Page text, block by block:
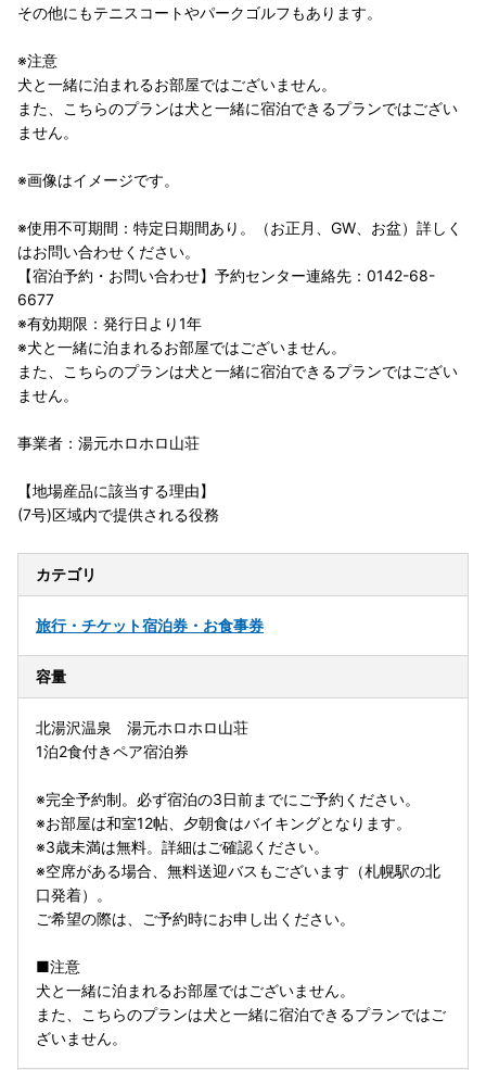
その他にもテニスコートやパークゴルフもあります。
※注意
犬と一緒に泊まれるお部屋ではございません。
また、こちらのプランは犬と一緒に宿泊できるプランではござい
ません。
※画像はイメージです。
※使用不可期間：特定日期間あり。（お正月、GW、お盆）詳しく
はお問い合わせください。
【宿泊予約・お問い合わせ】予約センター連絡先：0142-68-
6677
※有効期限：発行日より1年
※犬と一緒に泊まれるお部屋ではございません。
また、こちらのプランは犬と一緒に宿泊できるプランではござい
ません。
事業者：湯元ホロホロ山荘
【地場産品に該当する理由】
(7号)区域内で提供される役務
カテゴリ
旅行・チケット宿泊券・お食事券
容量
北湯沢温泉 湯元ホロホロ山荘
1泊2食付きペア宿泊券
※完全予約制。必ず宿泊の3日前までにご予約ください。
※お部屋は和室12帖、夕朝食はバイキングとなります。
※3歳未満は無料。詳細はご確認ください。
※空席がある場合、無料送迎バスもございます（札幌駅の北
口発着）。
ご希望の際は、ご予約時にお申し出ください。
■注意
犬と一緒に泊まれるお部屋ではございません。
また、こちらのプランは犬と一緒に宿泊できるプランではご
ざいません。